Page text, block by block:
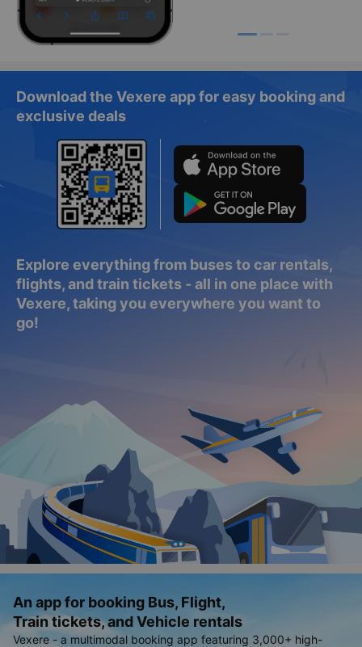
Download the Vexere app for easy booking and
exclusive deals
Explore everything from buses to car rentals,
flights, and train tickets - all in one place with
Vexere, taking you everywhere you want to
go!
An app for booking Bus, Flight,
Train tickets, and Vehicle rentals
Vexere - a multimodal booking app featuring 3,000+ high-